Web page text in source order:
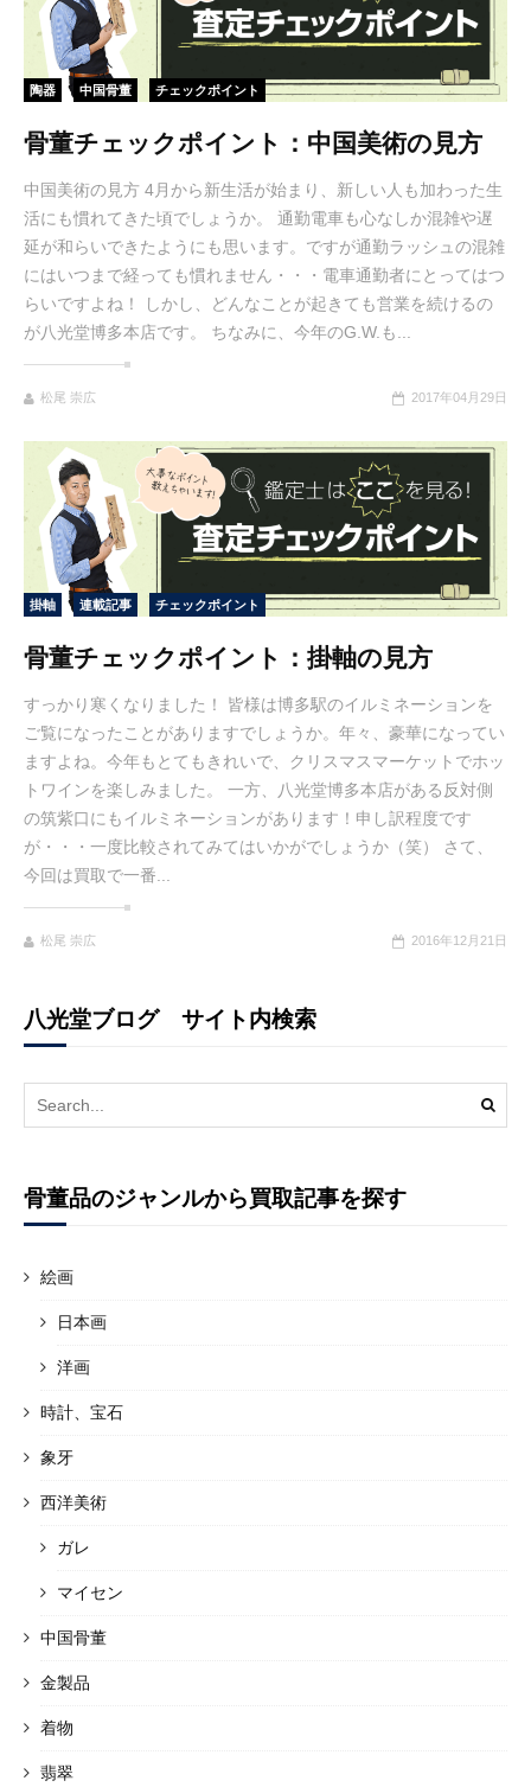
陶器 中国骨董 チェックポイント
骨董チェックポイント：中国美術の見方
中国美術の見方 4月から新生活が始まり、新しい人も加わった生
活にも慣れてきた頃でしょうか。 通勤電車も心なしか混雑や遅
延が和らいできたようにも思います。ですが通勤ラッシュの混雑
にはいつまで経っても慣れません・・・電車通勤者にとってはつ
らいですよね！ しかし、どんなことが起きても営業を続けるの
が八光堂博多本店です。 ちなみに、今年のG.W.も...
松尾 崇広 2017年04月29日
掛軸 連載記事 チェックポイント
骨董チェックポイント：掛軸の見方
すっかり寒くなりました！ 皆様は博多駅のイルミネーションを
ご覧になったことがありますでしょうか。年々、豪華になってい
ますよね。今年もとてもきれいで、クリスマスマーケットでホッ
トワインを楽しみました。 一方、八光堂博多本店がある反対側
の筑紫口にもイルミネーションがあります！申し訳程度です
が・・・一度比較されてみてはいかがでしょうか（笑） さて、
今回は買取で一番...
松尾 崇広 2016年12月21日
八光堂ブログ サイト内検索
Search
for:
骨董品のジャンルから買取記事を探す
絵画
日本画
洋画
時計、宝石
象牙
西洋美術
ガレ
マイセン
中国骨董
金製品
着物
翡翠